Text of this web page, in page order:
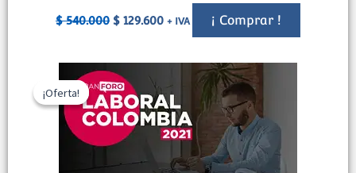
$540.000 $ 129.600 + IVA ¡ Comprar !
¡Oferta!
¡Oferta!
El
precio
original
era:
$ 540.000.
precio
actual
es:
$ 129.600.